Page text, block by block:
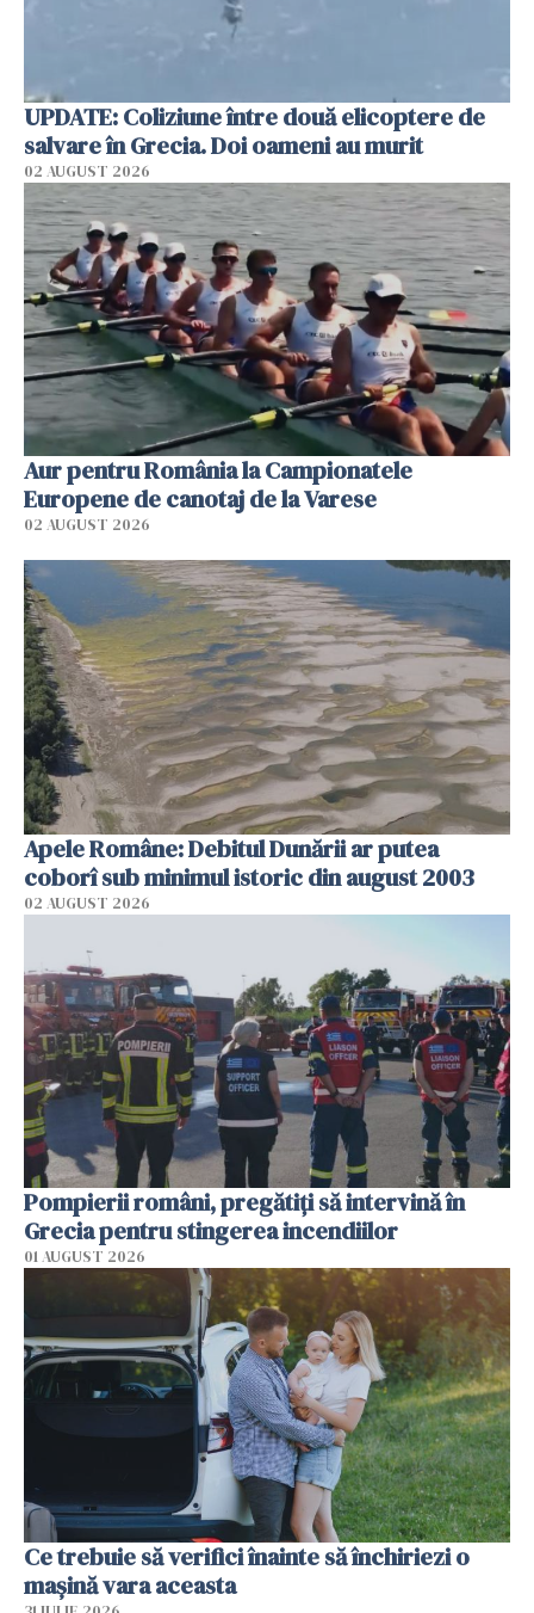
UPDATE: Coliziune între două elicoptere de
salvare în Grecia. Doi oameni au murit
02 AUGUST 2026
Aur pentru România la Campionatele
Europene de canotaj de la Varese
02 AUGUST 2026
Apele Române: Debitul Dunării ar putea
coborî sub minimul istoric din august 2003
02 AUGUST 2026
Pompierii români, pregătiţi să intervină în
Grecia pentru stingerea incendiilor
01 AUGUST 2026
Ce trebuie să verifici înainte să închiriezi o
mașină vara aceasta